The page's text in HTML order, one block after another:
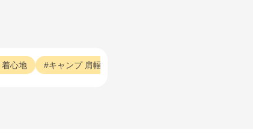
着心地 キャンプ 肩幅